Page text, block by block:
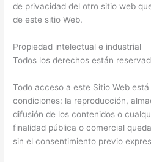
de privacidad del otro sitio web
de este sitio Web.
Propiedad intelectual e industrial
Todos los derechos están
Todo acceso a este Sitio Web
condiciones: la reproducción,
difusión de los contenidos o
finalidad pública o comercial
sin el consentimiento previo